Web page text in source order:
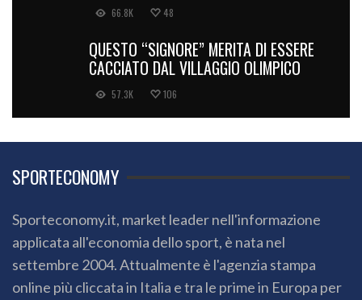
66.8K 48
QUESTO “SIGNORE” MERITA DI ESSERE
CACCIATO DAL VILLAGGIO OLIMPICO
57.3K 106
SPORTECONOMY
Sporteconomy.it, market leader nell'informazione
applicata all'economia dello sport, è nata nel
settembre 2004. Attualmente è l'agenzia stampa
online più cliccata in Italia e tra le prime in Europa per